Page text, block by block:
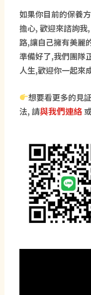
如果你目前的保養
擔心, 歡迎來諮詢
路,讓自己擁有美麗
準備好了,我們團隊
人生,歡迎你一起來
想要看更多的見
法, 請與我們連絡